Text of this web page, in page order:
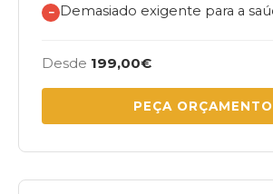
− Demasiado exigente para a
Desde 199,00€
PEÇA ORÇAMENTO